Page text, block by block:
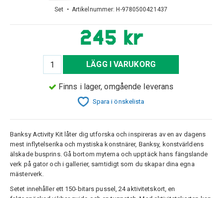
Set • Artikelnummer: H-9780500421437
245 kr
LÄGG I VARUKORG
Finns i lager, omgående leverans
Spara i önskelista
Banksy Activity Kit låter dig utforska och inspireras av en av dagens
mest inflytelserika och mystiska konstnärer, Banksy, konstvärldens
älskade busprins. Gå bortom myterna och upptäck hans fängslande
verk på gator och i gallerier, samtidigt som du skapar dina egna
mästerverk.
Setet innehåller ett 150-bitars pussel, 24 aktivitetskort, en